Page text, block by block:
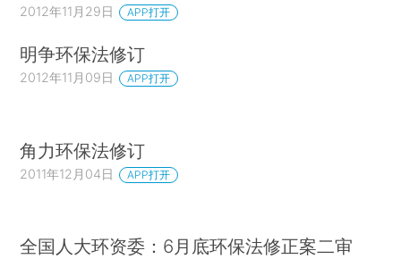
2012年11月29日 APP打开
明争环保法修订
2012年11月09日 APP打开
角力环保法修订
2011年12月04日 APP打开
全国人大环资委：6月底环保法修正案二审